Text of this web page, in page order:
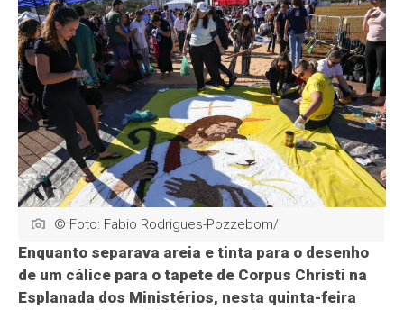
© Foto: Fabio Rodrigues-Pozzebom/
Enquanto separava areia e tinta para o desenho
de um cálice para o tapete de Corpus Christi na
Esplanada dos Ministérios, nesta quinta-feira